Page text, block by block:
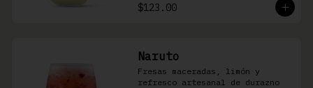
$123.00
Naruto
Fresas maceradas, limón y
refresco artesanal de durazno